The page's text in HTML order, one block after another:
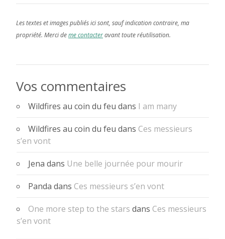
Les textes et images publiés ici sont, sauf indication contraire, ma
propriété. Merci deme contacteravant toute réutilisation.
Vos commentaires
Wildfires au coin du feu dans I am many
Wildfires au coin du feu dans Ces messieurs
s’en vont
Jena dans Une belle journée pour mourir
Panda dans Ces messieurs s’en vont
One more step to the stars dans Ces messieurs
s’en vont